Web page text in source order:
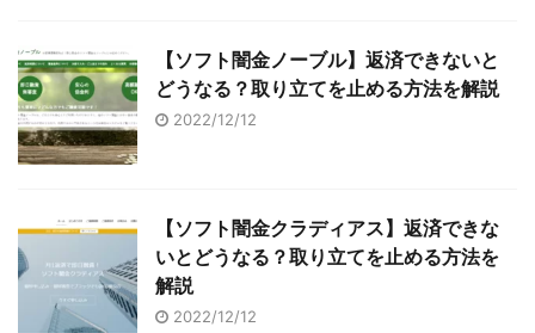
【ソフト闇金ノーブル】返済できないと
どうなる？取り立てを止める方法を解説
2022/12/12
【ソフト闇金クラディアス】返済できな
いとどうなる？取り立てを止める方法を
解説
2022/12/12